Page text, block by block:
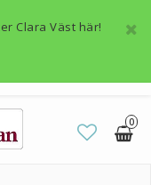
Clara Väst här!
0